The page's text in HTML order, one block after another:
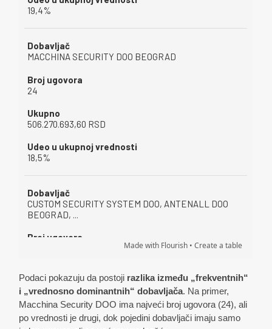
Podaci pokazuju da postoji razlika između „frekventnih“
i „vrednosno dominantnih“ dobavljača. Na primer,
Macchina Security DOO ima najveći broj ugovora (24), ali
po vrednosti je drugi, dok pojedini dobavljači imaju samo